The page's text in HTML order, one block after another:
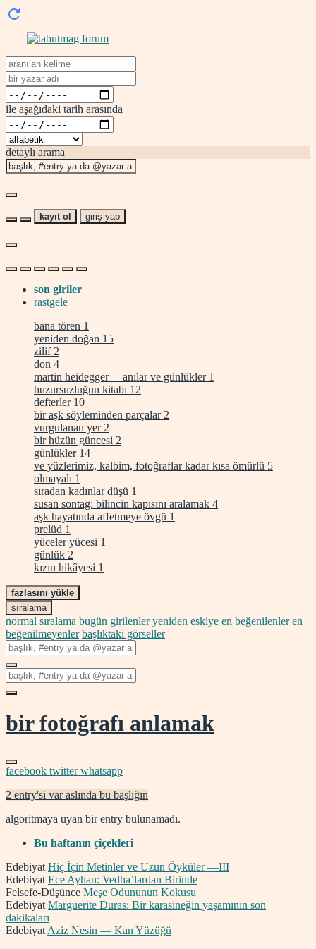
ile aşağıdaki tarih arasında
detaylı arama
kayıt ol giriş yap
son giriler
rastgele
bana tören 1
yeniden doğan 15
zilif 2
don 4
martin heidegger —anılar ve günlükler 1
huzursuzluğun kitabı 12
defterler 10
bir aşk söyleminden parçalar 2
vurgulanan yer 2
bir hüzün güncesi 2
günlükler 14
ve yüzlerimiz, kalbim, fotoğraflar kadar kısa ömürlü 5
olmayalı 1
sıradan kadınlar düşü 1
susan sontag: bilincin kapısını aralamak 4
aşk hayatında affetmeye övgü 1
prelüd 1
yüceler yücesi 1
günlük 2
kızın hikâyesi 1
fazlasını yükle
sıralama
normal sıralama bugün girilenler yeniden eskiye en beğenilenler en
beğenilmeyenler başlıktaki görseller
bir fotoğrafı anlamak
facebook twitterwhatsapp
2 entry'si var aslında bu başlığın
algoritmaya uyan bir entry bulunamadı.
Bu haftanın çiçekleri
Edebiyat Hiç İçin Metinler ve Uzun Öyküler —III
Edebiyat Ece Ayhan: Vedha’lardan Birinde
Felsefe-Düşünce Meşe Odununun Kokusu
Edebiyat Marguerite Duras: Bir karasineğin yaşamının son
dakikaları
Edebiyat Aziz Nesin — Kan Yüzüğü